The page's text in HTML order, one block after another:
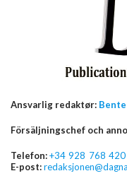
Ansvarlig redaktør:
Försäljningschef och
Telefon:+34 928 768 420
E-post: